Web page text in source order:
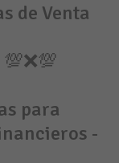
de Venta
para
-